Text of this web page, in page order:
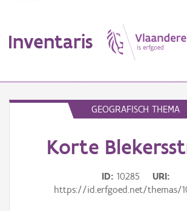
Inventaris
Erfgoedobject
GEOGRAFISCH THEMA
Korte
ID 10285
URI
https://id.erfgoed.net/themas/